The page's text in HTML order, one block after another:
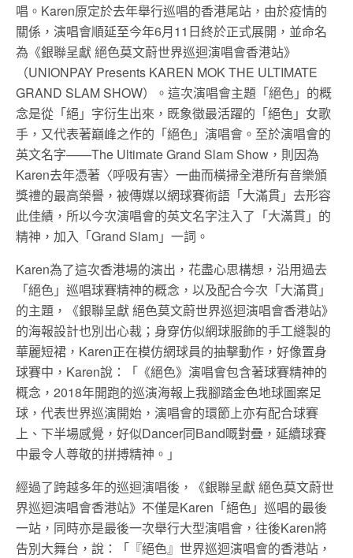
唱。Karen原定於去年舉行巡唱的香港尾站，由於疫情的
關係，演唱會順延至今年6月11日終於正式展開，並命名
為《銀聯呈獻 絕色莫文蔚世界巡迴演唱會香港站》
（UNIONPAY Presents KAREN MOK THE ULTIMATE
GRAND SLAM SHOW）。這次演唱會主題「絕色」的概
念是從「絕」字衍生出來，既象徵最活躍的「絕色」女歌
手，又代表著巔峰之作的「絕色」演唱會。至於演唱會的
英文名字——The Ultimate Grand Slam Show，則因為
Karen去年憑著〈呼吸有害〉一曲而橫掃全港所有音樂頒
獎禮的最高榮譽，被傳媒以網球賽術語「大滿貫」去形容
此佳績，所以今次演唱會的英文名字注入了「大滿貫」的
精神，加入「Grand Slam」一詞。
Karen為了這次香港場的演出，花盡心思構想，沿用過去
「絕色」巡唱球賽精神的概念，以及配合今次「大滿貫」
的主題，《銀聯呈獻 絕色莫文蔚世界巡迴演唱會香港站》
的海報設計也別出心裁；身穿仿似網球服飾的手工縫製的
華麗短裙，Karen正在模仿網球員的抽擊動作，好像置身
球賽中，Karen說：「《絕色》演唱會包含著球賽精神的
概念，2018年開跑的巡演海報上我腳踏金色地球圖案足
球，代表世界巡演開始，演唱會的環節上亦有配合球賽
上、下半場感覺，好似Dancer同Band嘅對疊，延續球賽
中最令人尊敬的拼搏精神。」
經過了跨越多年的巡迴演唱後，《銀聯呈獻 絕色莫文蔚世
界巡迴演唱會香港站》不僅是Karen「絕色」巡唱的最後
一站，同時亦是最後一次舉行大型演唱會，往後Karen將
告別大舞台，說：「『絕色』世界巡迴演唱會的香港站，